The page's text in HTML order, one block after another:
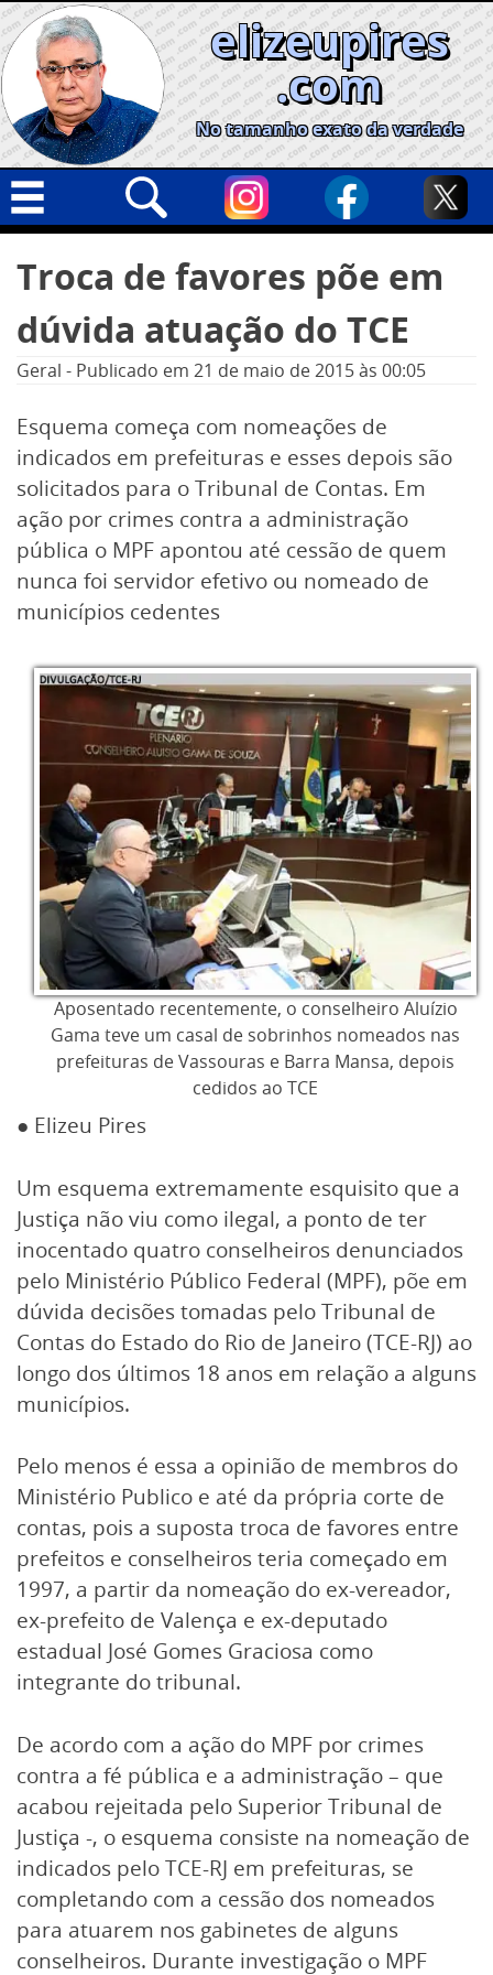
Skip
to
content
elizeupires
.com
No tamanho exato da verdade
Geral
Cidades
Política
Opinião
Informe especial
por:
Troca de favores põe em
dúvida atuação do TCE
Geral - Publicado em 21 de maio de 2015às 00:05
Esquema começa com nomeações de
indicados em prefeituras e esses depois são
solicitados para o Tribunal de Contas. Em
ação por crimes contra a administração
pública o MPF apontou até cessão de quem
nunca foi servidor efetivo ou nomeado de
municípios cedentes
Aposentado recentemente, o conselheiro Aluízio
Gama teve um casal de sobrinhos nomeados nas
prefeituras de Vassouras e Barra Mansa, depois
cedidos ao TCE
● Elizeu Pires
Um esquema extremamente esquisito que a
Justiça não viu como ilegal, a ponto de ter
inocentado quatro conselheiros denunciados
pelo Ministério Público Federal (MPF), põe em
dúvida decisões tomadas pelo Tribunal de
Contas do Estado do Rio de Janeiro (TCE-RJ) ao
longo dos últimos 18 anos em relação a alguns
municípios.
Pelo menos é essa a opinião de membros do
Ministério Publico e até da própria corte de
contas, pois a suposta troca de favores entre
prefeitos e conselheiros teria começado em
1997, a partir da nomeação do ex-vereador,
ex-prefeito de Valença e ex-deputado
estadual José Gomes Graciosa como
integrante do tribunal.
De acordo com a ação do MPF por crimes
contra a fé pública e a administração – que
acabou rejeitada pelo Superior Tribunal de
Justiça -, o esquema consiste na nomeação de
indicados pelo TCE-RJ em prefeituras, se
completando com a cessão dos nomeados
para atuarem nos gabinetes de alguns
conselheiros. Durante investigação o MPF